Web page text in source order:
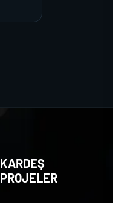
KARDEŞ
PROJELER